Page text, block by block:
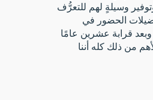
وسيلةٍ لهم للتعرُّف
الحضور في
وبعد قرابة عشرين عامًا
من ذلك كله أننا